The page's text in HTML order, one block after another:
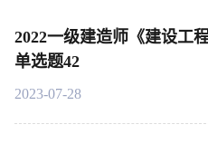
2022一级建造师《建设工
单选题42
2023-07-28